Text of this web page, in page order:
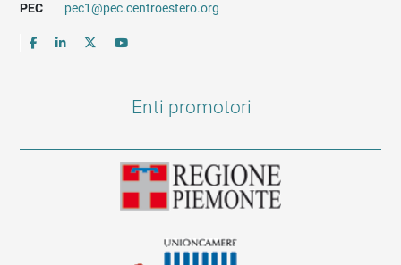
PEC
pec1@pec.centroestero.org
Enti promotori